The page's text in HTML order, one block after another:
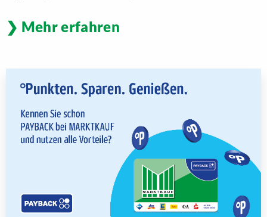
Mehr erfahren